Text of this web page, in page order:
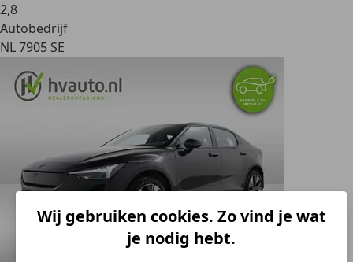
Wij gebruiken cookies. Zo vind je wat
je nodig hebt.
2,8
Autobedrijf
NL 7905 SE